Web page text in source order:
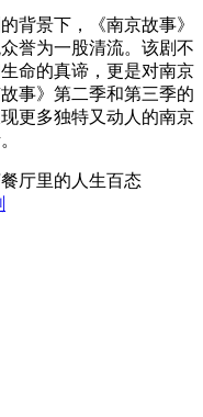
景下，《南京故事》
誉为一股清流。该剧不
命的真谛，更是对南京
事》第二季和第三季的
更多独特又动人的南京
厅里的人生百态